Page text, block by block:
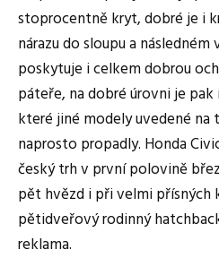
stoprocentně kryt, dobré je i
nárazu do sloupu a
poskytuje i celkem dobrou
páteře, na dobré úrovni je
které jiné modely uvedené
naprosto propadly. Honda
český trh v první polovině
pět hvězd i při velmi přísných
pětidveřový rodinný
reklama.